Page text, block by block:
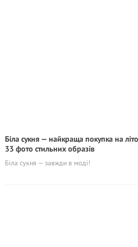
Біла сукня — найкраща покупка на
33 фото стильних образів
Біла сукня — завжди в моді!